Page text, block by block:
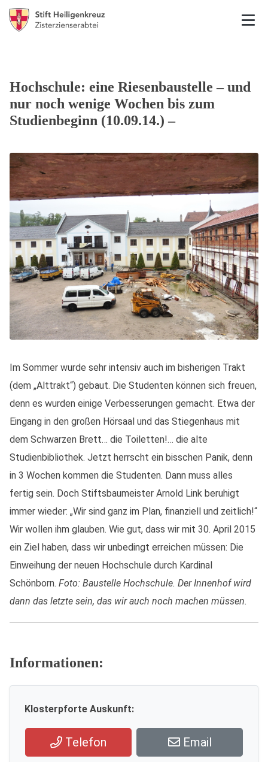
Hochschule: eine Riesenbaustelle – und
nur noch wenige Wochen bis zum
Studienbeginn (10.09.14.) –
Im Sommer wurde sehr intensiv auch im bisherigen Trakt
(dem „Alttrakt“) gebaut. Die Studenten können sich freuen,
denn es wurden einige Verbesserungen gemacht. Etwa der
Eingang in den großen Hörsaal und das Stiegenhaus mit
dem Schwarzen Brett… die Toiletten!… die alte
Studienbibliothek. Jetzt herrscht ein bisschen Panik, denn
in 3 Wochen kommen die Studenten. Dann muss alles
fertig sein. Doch Stiftsbaumeister Arnold Link beruhigt
immer wieder: „Wir sind ganz im Plan, finanziell und zeitlich!“
Wir wollen ihm glauben. Wie gut, dass wir mit 30. April 2015
ein Ziel haben, dass wir unbedingt erreichen müssen: Die
Einweihung der neuen Hochschule durch Kardinal
Schönborn. Foto: Baustelle Hochschule. Der Innenhof wird
dann das letzte sein, das wir auch noch machen müssen.
Informationen:
Klosterpforte Auskunft:
Telefon Email